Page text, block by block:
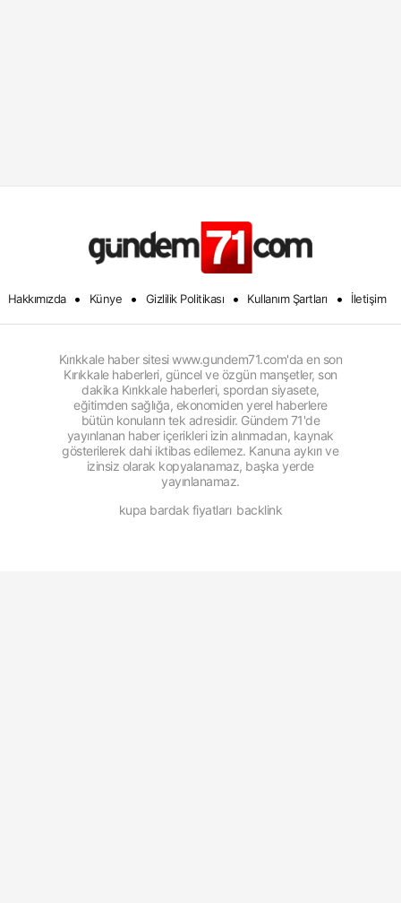
Hakkımızda • Künye • Gizlilik Politikası • Kullanım Şartları • İletişim
Kırıkkale haber sitesi www.gundem71.com'da en son
Kırıkkale haberleri, güncel ve özgün manşetler, son
dakika Kırıkkale haberleri, spordan siyasete,
eğitimden sağlığa, ekonomiden yerel haberlere
bütün konuların tek adresidir. Gündem 71'de
yayınlanan haber içerikleri izin alınmadan, kaynak
gösterilerek dahi iktibas edilemez. Kanuna aykırı ve
izinsiz olarak kopyalanamaz, başka yerde
yayınlanamaz.
kupa bardak fiyatları backlink